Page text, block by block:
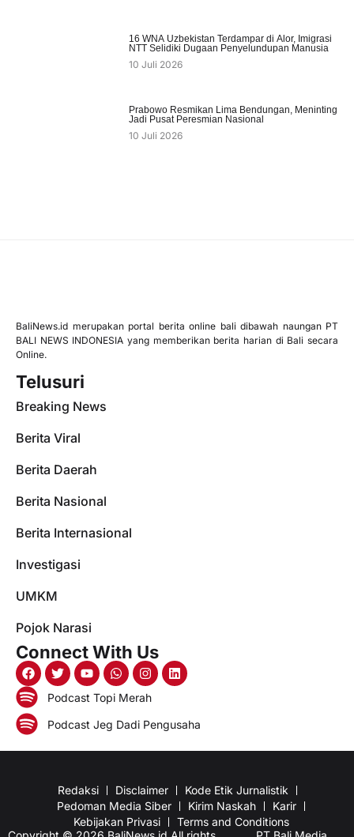
16 WNA Uzbekistan Terdampar di Alor, Imigrasi
NTT Selidiki Dugaan Penyelundupan Manusia
10 Juli 2026
Prabowo Resmikan Lima Bendungan, Meninting
Jadi Pusat Peresmian Nasional
10 Juli 2026
BaliNews.id merupakan portal berita online bali dibawah naungan PT
BALI NEWS INDONESIA yang memberikan berita harian di Bali secara
Online.
Telusuri
Breaking News
Berita Viral
Berita Daerah
Berita Nasional
Berita Internasional
Investigasi
UMKM
Pojok Narasi
Connect With Us
Podcast Topi Merah
Podcast Jeg Dadi Pengusaha
Redaksi Disclaimer
Kode Etik Jurnalistik
Pedoman Media Siber
Kirim Naskah
Karir
Kebijakan Privasi
Terms and Conditions